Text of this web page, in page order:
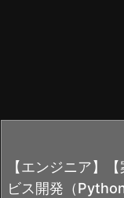
【エンジニア】
ビス開発（Python